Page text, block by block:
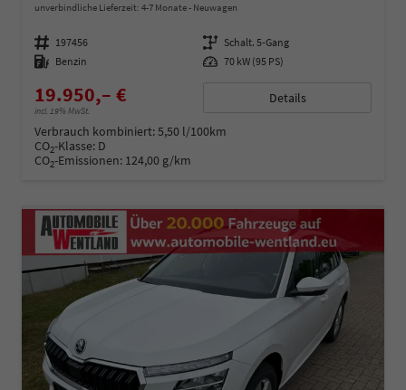
unverbindliche Lieferzeit: 4-7 Monate Neuwagen
Fahrzeugnummer 197456 Getriebe Schalt. 5-Gang
Kraftstoff Benzin Leistung 70 kW (95 PS)
19.950,– €
incl. 19% MwSt.
Details
Verbrauch kombiniert:5,50 l/100km
CO2-Klasse: D
CO2-Emissionen: 124,00 g/km